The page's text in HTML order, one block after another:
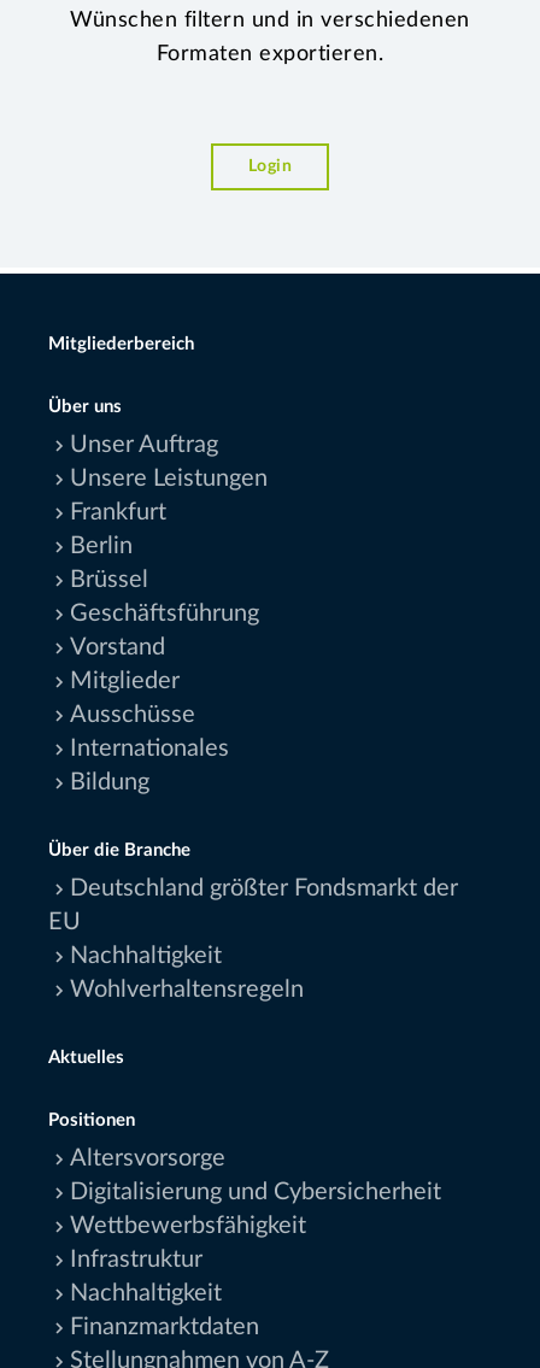
Wünschen filtern und in verschiedenen
Formaten exportieren.
Login
Mitgliederbereich
Über uns
Unser Auftrag
Unsere Leistungen
Frankfurt
Berlin
Brüssel
Geschäftsführung
Vorstand
Mitglieder
Ausschüsse
Internationales
Bildung
Über die Branche
Deutschland größter Fondsmarkt der
EU
Nachhaltigkeit
Wohlverhaltensregeln
Aktuelles
Positionen
Altersvorsorge
Digitalisierung und Cybersicherheit
Wettbewerbsfähigkeit
Infrastruktur
Nachhaltigkeit
Finanzmarktdaten
Stellungnahmen von A-Z